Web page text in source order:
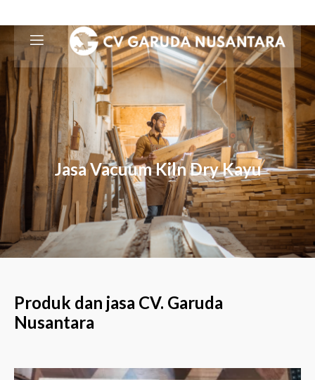
Jasa Vacuum Kiln Dry Kayu
Produk dan jasa CV. Garuda
Nusantara